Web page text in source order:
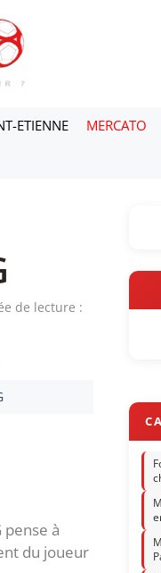
ETIENNE MERCATO
de lecture :
à
du joueur